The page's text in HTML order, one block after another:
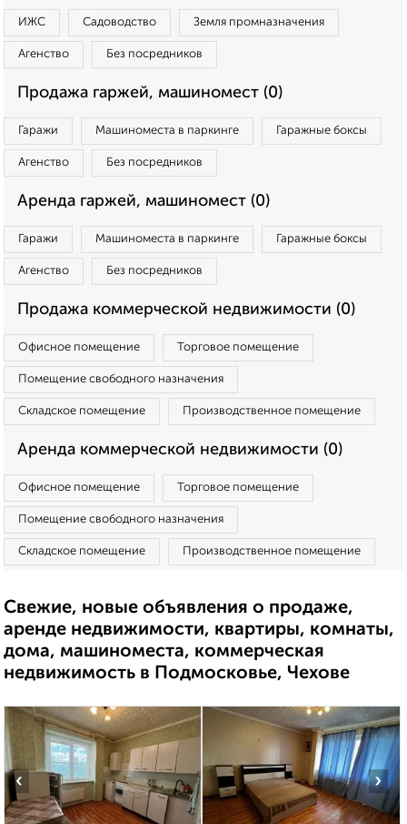
ИЖС Садоводство Земля промназначения
Агенство Без посредников
Продажа гаржей, машиномест (0)
Гаражи Машиноместа в паркинге Гаражные боксы
Агенство Без посредников
Аренда гаржей, машиномест (0)
Гаражи Машиноместа в паркинге Гаражные боксы
Агенство Без посредников
Продажа коммерческой недвижимости (0)
Офисное помещение Торговое помещение
Помещение свободного назначения
Складское помещение Производственное помещение
Аренда коммерческой недвижимости (0)
Офисное помещение Торговое помещение
Помещение свободного назначения
Складское помещение Производственное помещение
Свежие, новые объявления о продаже,
аренде недвижимости, квартиры, комнаты,
дома, машиноместа, коммерческая
недвижимость в Подмосковье, Чехове
‹ ›